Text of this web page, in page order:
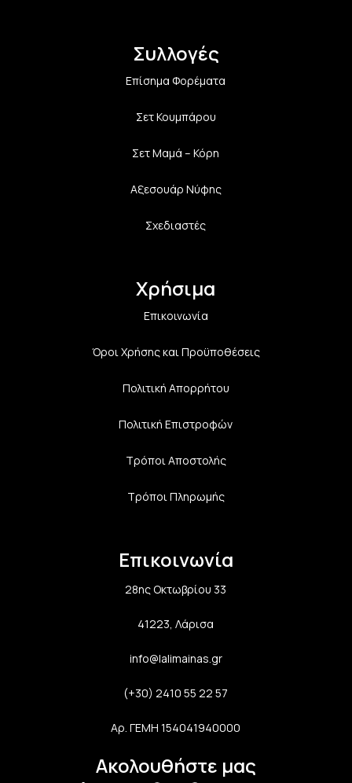
Συλλογές
Επίσημα Φορέματα
Σετ Κουμπάρου
Σετ Μαμά – Κόρη
Αξεσουάρ Νύφης
Σχεδιαστές
Χρήσιμα
Επικοινωνία
Όροι Χρήσης και Προϋποθέσεις
Πολιτική Aπορρήτου
Πολιτική Επιστροφών
Τρόποι Αποστολής
Τρόποι Πληρωμής
Επικοινωνία
28ης Οκτωβρίου 33
41223, Λάρισα
info@lalimainas.gr
(+30) 2410 55 22 57
Αρ. ΓΕΜΗ 154041940000
Ακολουθήστε μας